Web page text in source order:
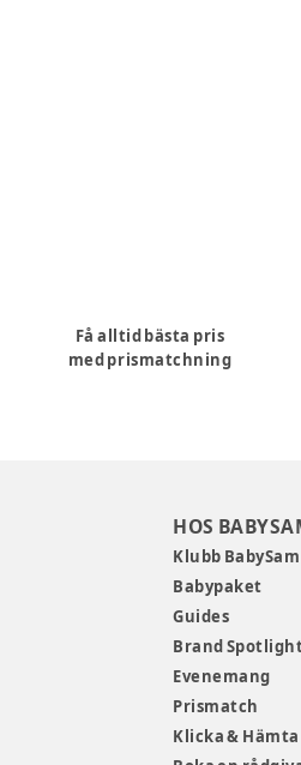
Få alltid bästa pris
med prismatchning
HOS
Klubb BabySam
Babypaket
Guides
Brand
Evenemang
Prismatch
Klicka & Hämta